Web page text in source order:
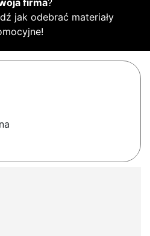
firma?
jak odebrać materiały